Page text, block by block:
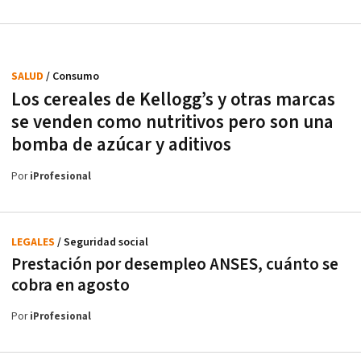
Los cereales de Kellogg’s y otras marcas
se venden como nutritivos pero son una
bomba de azúcar y aditivos
SALUD / Consumo
PoriProfesional
Prestación por desempleo ANSES, cuánto se
cobra en agosto
LEGALES / Seguridad social
PoriProfesional